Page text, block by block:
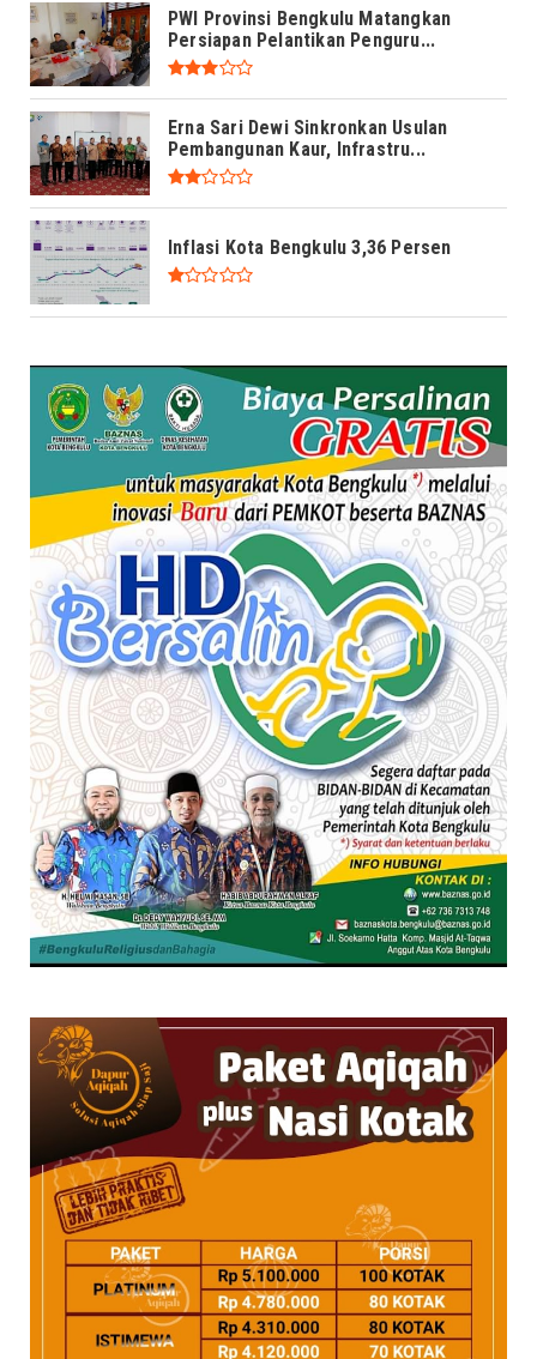
PWI Provinsi Bengkulu Matangkan
Persiapan Pelantikan Penguru...
Erna Sari Dewi Sinkronkan Usulan
Pembangunan Kaur, Infrastru...
Inflasi Kota Bengkulu 3,36 Persen